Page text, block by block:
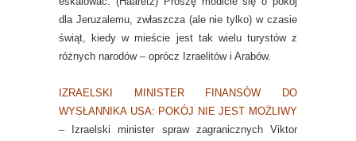
dla Jeruzalemu, zwłaszcza (ale nie tylko) w czasie
świąt, kiedy w mieście jest tak wielu turystów z
różnych narodów – oprócz Izraelitów i Arabów.
IZRAELSKI MINISTER FINANSÓW DO
WYSŁANNIKA USA: POKÓJ NIE JEST MOŻLIWY
– Izraelski minister spraw zagranicznych Viktor